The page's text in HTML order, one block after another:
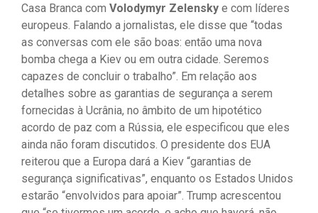
Casa Branca com Volodymyr Zelensky e com líderes
europeus. Falando a jornalistas, ele disse que “todas
as conversas com ele são boas: então uma nova
bomba chega a Kiev ou em outra cidade. Seremos
capazes de concluir o trabalho”. Em relação aos
detalhes sobre as garantias de segurança a serem
fornecidas à Ucrânia, no âmbito de um hipotético
acordo de paz com a Rússia, ele especificou que eles
ainda não foram discutidos. O presidente dos EUA
reiterou que a Europa dará a Kiev “garantias de
segurança significativas”, enquanto os Estados Unidos
estarão “envolvidos para apoiar”. Trump acrescentou